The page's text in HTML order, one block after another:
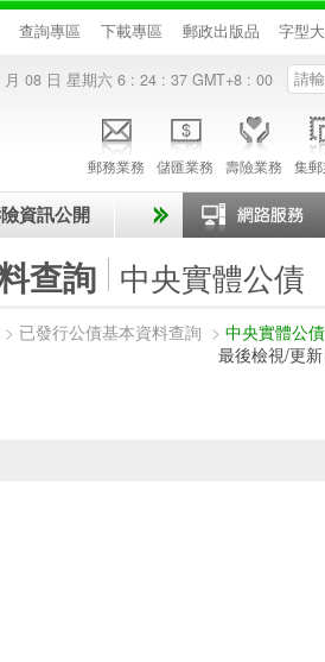
查詢專區 下載專區 郵政出版品 字型
月 08 日 星期六 6 : 24 : 37 GMT+8 : 00
郵務業務 儲匯業務 壽險業務 集
資訊公開
查詢 中央實體公債
> 已發行公債基本資料查詢 > 中央實體公債
最後檢視/更